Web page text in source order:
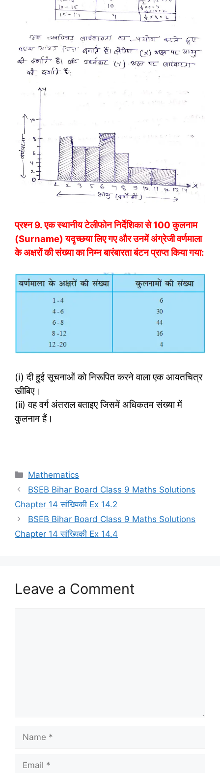
प्रश्न 9.एक स्थानीय टेलीफोन निर्देशिका से 100 कुलनाम
(Surname) यदृच्छया लिए गए और उनमें अंग्रेजी वर्णमाला
के अक्षरों की संख्या का निम्न बारंबारता बंटन प्राप्त किया गया:
(i) दी हुई सूचनाओं को निरूपित करने वाला एक आयतचित्र
खीबिए।
(ii) वह वर्ग अंतराल बताइए जिसमें अधिकतम संख्या में
कुलनाम हैं।
Categories
Mathematics
BSEB Bihar Board Class 9 Maths Solutions
Chapter 14 सांख्यिकी Ex 14.2
BSEB Bihar Board Class 9 Maths Solutions
Chapter 14 सांख्यिकी Ex 14.4
Leave a Comment